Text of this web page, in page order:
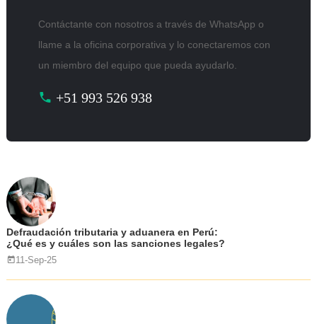
Contáctante con nosotros a través de WhatsApp o
llame a la oficina corporativa y lo conectaremos con
un miembro del equipo que pueda ayudarlo.
+51 993 526 938
Defraudación tributaria y aduanera en Perú:
¿Qué es y cuáles son las sanciones legales?
11-Sep-25